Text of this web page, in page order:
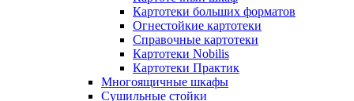
Картотеки больших форматов
Огнестойкие картотеки
Справочные картотеки
Картотеки Nobilis
Картотеки Практик
Многоящичные шкафы
Сушильные стойки